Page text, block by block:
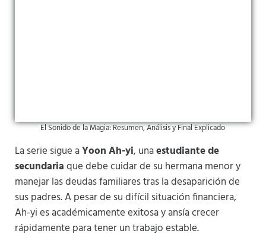
El Sonido de la Magia: Resumen, Análisis y Final Explicado
La serie sigue aYoon Ah-yi, unaestudiante de
secundariaque debe cuidar de su hermana menor y
manejar las deudas familiares tras la desaparición de
sus padres. A pesar de su difícil situación financiera,
Ah-yi es académicamente exitosa y ansía crecer
rápidamente para tener un trabajo estable.